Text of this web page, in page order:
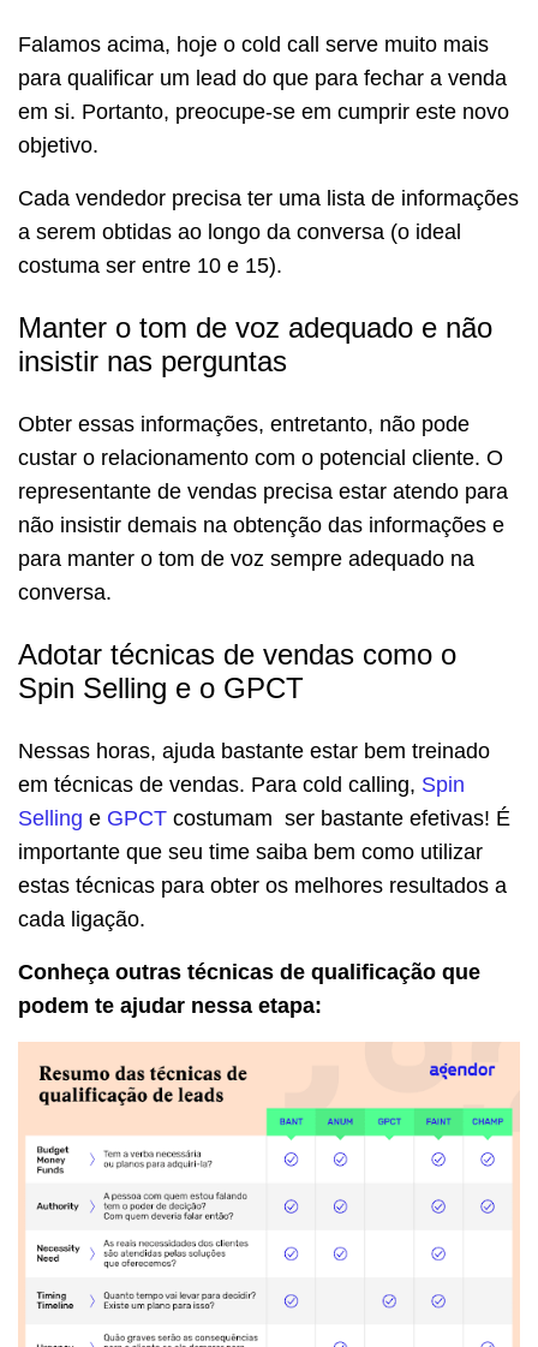
Falamos acima, hoje o cold call serve muito mais
para qualificar um lead do que para fechar a venda
em si. Portanto, preocupe-se em cumprir este novo
objetivo.
Cada vendedor precisa ter uma lista de informações
a serem obtidas ao longo da conversa (o ideal
costuma ser entre 10 e 15).
Manter o tom de voz adequado e não
insistir nas perguntas
Obter essas informações, entretanto, não pode
custar o relacionamento com o potencial cliente. O
representante de vendas precisa estar atendo para
não insistir demais na obtenção das informações e
para manter o tom de voz sempre adequado na
conversa.
Adotar técnicas de vendas como o
Spin Selling e o GPCT
Nessas horas, ajuda bastante estar bem treinado
em técnicas de vendas. Para cold calling, Spin
Selling e GPCT costumam ser bastante efetivas! É
importante que seu time saiba bem como utilizar
estas técnicas para obter os melhores resultados a
cada ligação.
Conheça outras técnicas de qualificação que
podem te ajudar nessa etapa: